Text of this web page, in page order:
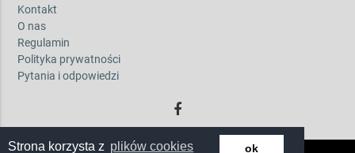
Strona korzysta z plików cookies ok
Kontakt
O nas
Regulamin
Polityka prywatności
Pytania i odpowiedzi